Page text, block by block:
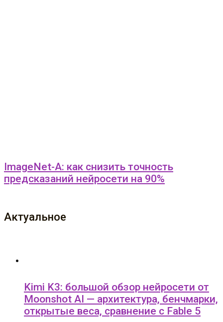
ImageNet-A: как снизить точность
предсказаний нейросети на 90%
Актуальное
Kimi K3: большой обзор нейросети от
Moonshot AI — архитектура, бенчмарки,
открытые веса, сравнение с Fable 5